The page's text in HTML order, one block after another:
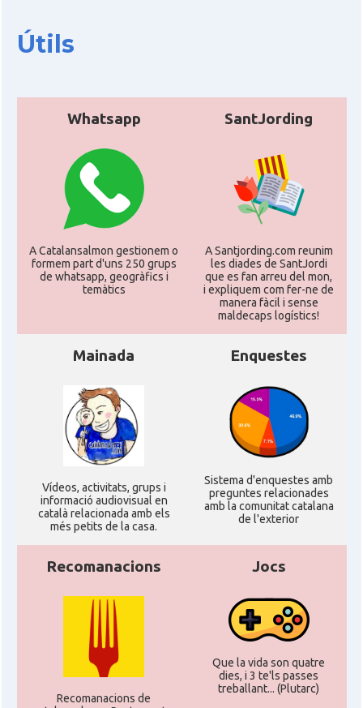
Útils
Whatsapp
A Catalansalmon gestionem o
formem part d'uns 250 grups
de whatsapp, geogràfics i
temàtics
SantJording
A Santjording.com reunim
les diades de SantJordi
que es fan arreu del mon,
i expliquem com fer-ne de
manera fàcil i sense
maldecaps logí­stics!
Mainada
Ví­deos, activitats, grups i
informació audiovisual en
català relacionada amb els
més petits de la casa.
Enquestes
Sistema d'enquestes amb
preguntes relacionades
amb la comunitat catalana
de l'exterior
Recomanacions
Recomanacions de
Jocs
Que la vida son quatre
dies, i 3 te'ls passes
treballant... (Plutarc)